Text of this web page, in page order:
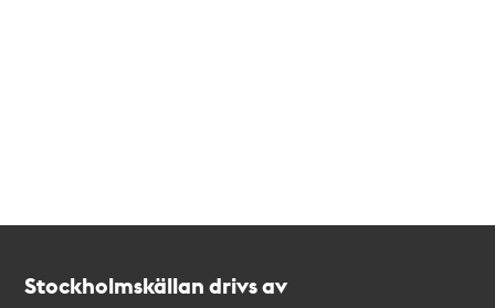
Stockholmskällan drivs av